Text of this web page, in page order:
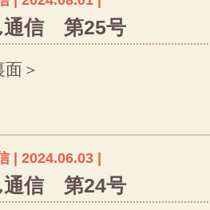
通信 第25号
＞
| 2024.06.03 |
通信 第24号